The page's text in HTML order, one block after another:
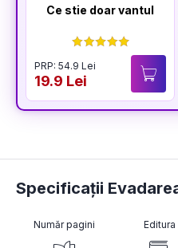
Ce stie doar vantul
PRP: 54.9 Lei
19.9 Lei
Specificații
Număr pagini Editura